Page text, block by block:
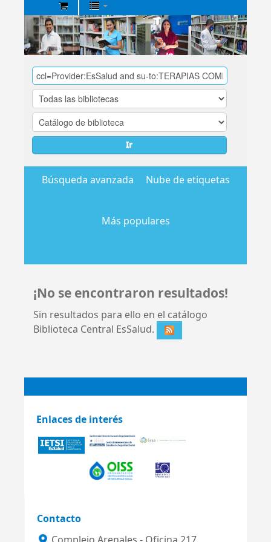
Biblioteca
Central
EsSalud
Ir
Búsqueda avanzada Nube de etiquetas
Más populares
¡No se encontraron resultados!
Sin resultados para ello en el catálogo
Biblioteca Central EsSalud.
Enlaces de interés
Contacto